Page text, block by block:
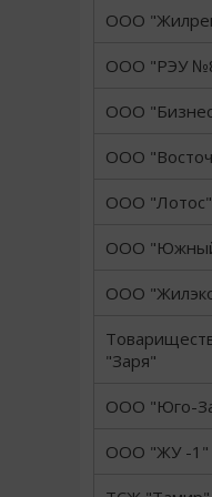
ООО
ООО "РЭУ
ООО
ООО
ООО "Лотос"
ООО
ООО
"Заря"
ООО "Юго-
ООО "ЖУ -1"